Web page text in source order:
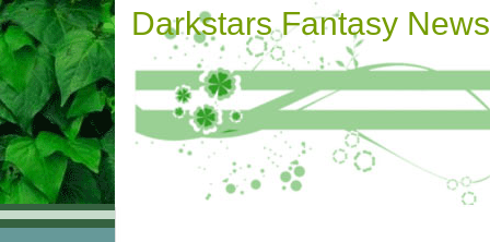
Darkstars Fantasy News